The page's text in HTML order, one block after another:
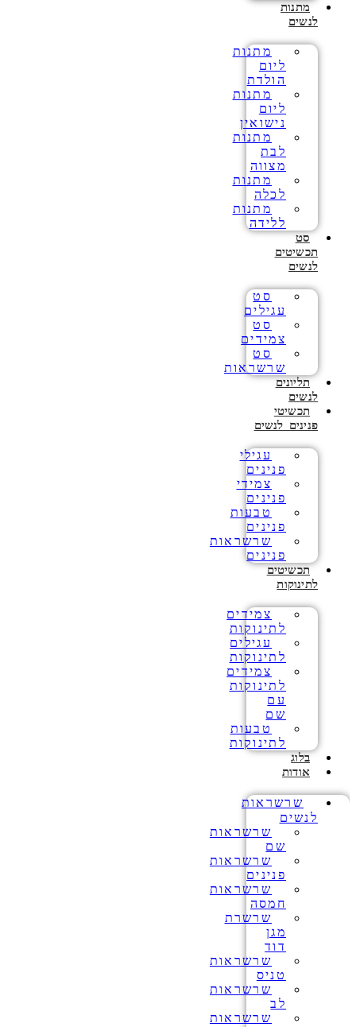
מתנות
לנשים
מתנות
ליום
הולדת
מתנות
ליום
נישואין
מתנות
לבת
מצווה
מתנות
לכלה
מתנות
ללידה
סט
תכשיטים
לנשים
סט
עגילים
סט
צמידים
סט
שרשראות
תליונים
לנשים
תכשיטי
פנינים לנשים
עגילי
פנינים
צמידי
פנינים
טבעות
פנינים
שרשראות
פנינים
תכשיטים
לתינוקות
צמידים
לתינוקות
עגילים
לתינוקות
צמידים
לתינוקות
עם
שם
טבעות
לתינוקות
בלוג
אודות
שרשראות
לנשים
שרשראות
שם
שרשראות
פנינים
שרשראות
חמסה
שרשרת
מגן
דוד
שרשראות
טניס
שרשראות
לב
שרשראות